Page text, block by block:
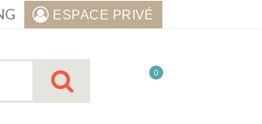
ESPACE PRIVÉ
0